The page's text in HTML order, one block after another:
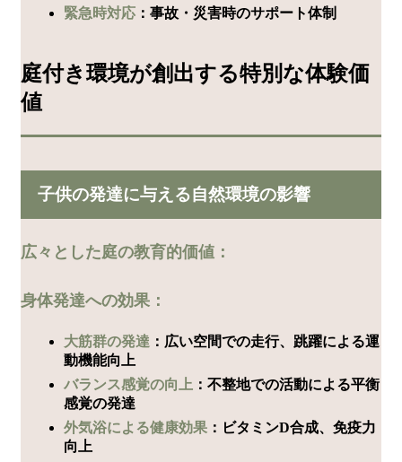
緊急時対応 ：事故・災害時のサポート体制
庭付き環境が創出する特別な体験価
値
子供の発達に与える自然環境の影響
広々とした庭の教育的価値：
身体発達への効果：
大筋群の発達 ：広い空間での走行、跳躍による運
動機能向上
バランス感覚の向上 ：不整地での活動による平衡
感覚の発達
外気浴による健康効果 ：ビタミンD合成、免疫力
向上